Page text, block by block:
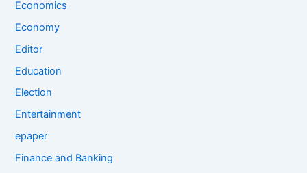
Economics
Economy
Editor
Education
Election
Entertainment
epaper
Finance and Banking